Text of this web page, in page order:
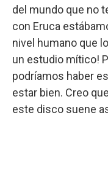
del mundo que no
con Eruca
nivel humano que
un estudio mítico!
podríamos haber
estar bien. Creo
este disco suene